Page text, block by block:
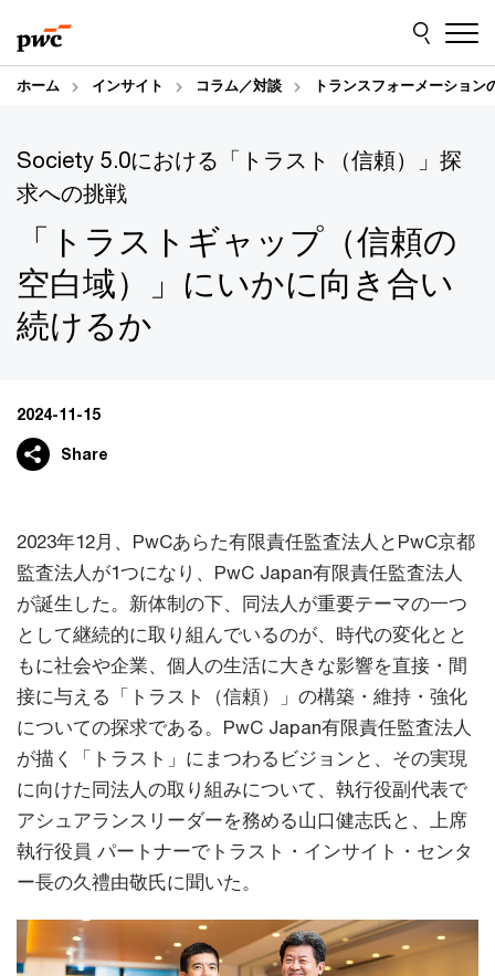
to
content
to
footer
ホーム インサイト コラム／対談 トランスフォーメーショ
Society 5.0における「トラスト（信頼）」探
求への挑戦
「トラストギャップ（信頼の
空白域）」にいかに向き合い
続けるか
2024-11-15
Share
2023年12月、PwCあらた有限責任監査法人とPwC京都
監査法人が1つになり、PwC Japan有限責任監査法人
が誕生した。新体制の下、同法人が重要テーマの一つ
として継続的に取り組んでいるのが、時代の変化とと
もに社会や企業、個人の生活に大きな影響を直接・間
接に与える「トラスト（信頼）」の構築・維持・強化
についての探求である。PwC Japan有限責任監査法人
が描く「トラスト」にまつわるビジョンと、その実現
に向けた同法人の取り組みについて、執行役副代表で
アシュアランスリーダーを務める山口健志氏と、上席
執行役員 パートナーでトラスト・インサイト・センタ
ー長の久禮由敬氏に聞いた。